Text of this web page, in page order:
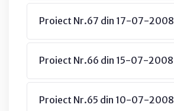
Proiect Nr.67 din 17-07-2008
Proiect Nr.66 din 15-07-2008
Proiect Nr.65 din 10-07-2008